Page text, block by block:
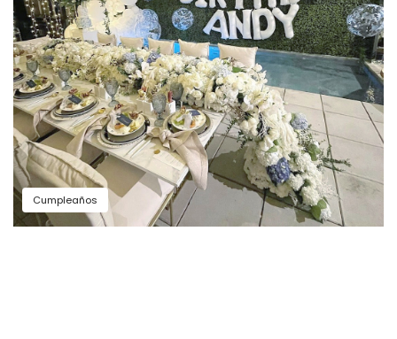
Cumpleaños